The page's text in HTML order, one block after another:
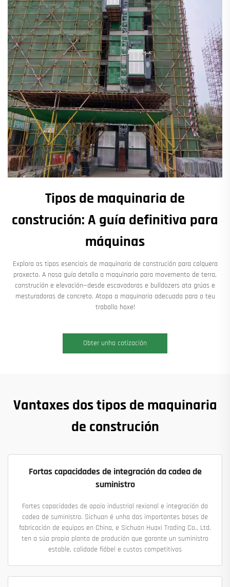
Tipos de maquinaria de
construción: A guía definitiva para
máquinas
Explora os tipos esenciais de maquinaria de construción para calquera
proxecto. A nosa guía detalla a maquinaria para movemento de terra,
construción e elevación—desde escavadoras e bulldozers ata grúas e
mesturadoras de concreto. Atopa a maquinaria adecuada para o teu
traballo hoxe!
Obter unha cotización
Vantaxes dos tipos de maquinaria
de construción
Fortas capacidades de integración da cadea de
suministro
Fortes capacidades de apoio industrial rexional e integración da
cadea de suministro. Sichuan é unha das importantes bases de
fabricación de equipos en China, e Sichuan Huaxi Trading Co., Ltd.
ten a súa propia planta de produción que garante un suministro
estable, calidade fiábel e custos competitivos